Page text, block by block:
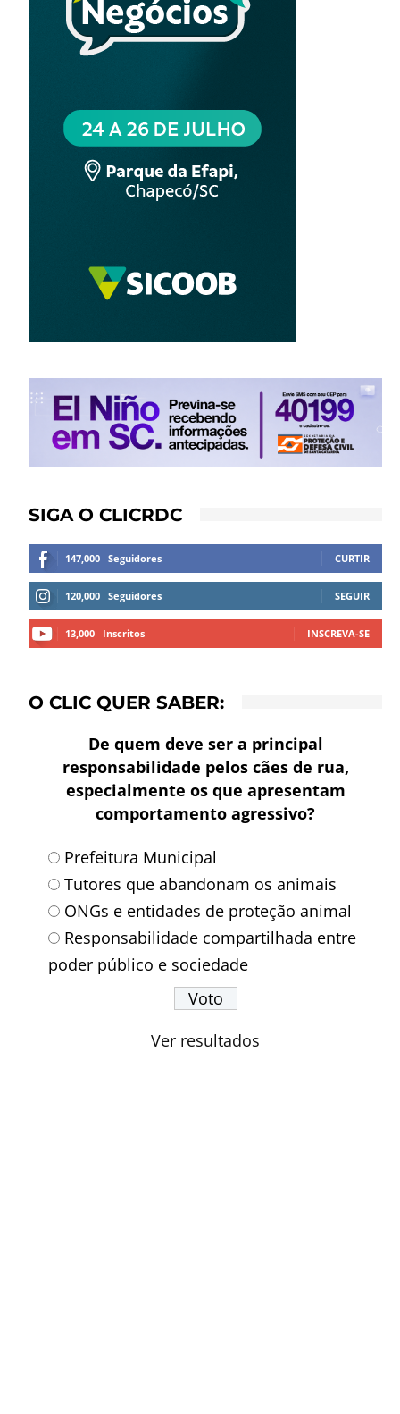
SIGA O CLICRDC
147,000 Seguidores CURTIR
120,000 Seguidores SEGUIR
13,000 Inscritos INSCREVA-SE
O CLIC QUER SABER:
De quem deve ser a principal
responsabilidade pelos cães de rua,
especialmente os que apresentam
comportamento agressivo?
Prefeitura Municipal
Tutores que abandonam os animais
ONGs e entidades de proteção animal
Responsabilidade compartilhada entre
poder público e sociedade
Ver resultados